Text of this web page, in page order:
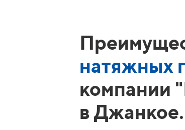
натяжных
компании
в Джанкое.